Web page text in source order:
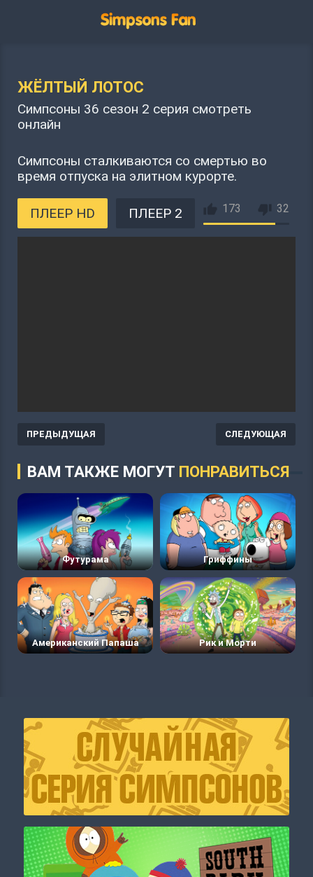
ЖЁЛТЫЙ ЛОТОС
Симпсоны 36 сезон 2 серия смотреть
онлайн
Симпсоны сталкиваются со смертью во
время отпуска на элитном курорте.
ПЛЕЕР HD ПЛЕЕР 2 173 32
ПРЕДЫДУЩАЯ СЛЕДУЮЩАЯ
ВАМ ТАКЖЕ МОГУТ ПОНРАВИТЬСЯ
Футурама Гриффины
Американский Папаша Рик и Морти